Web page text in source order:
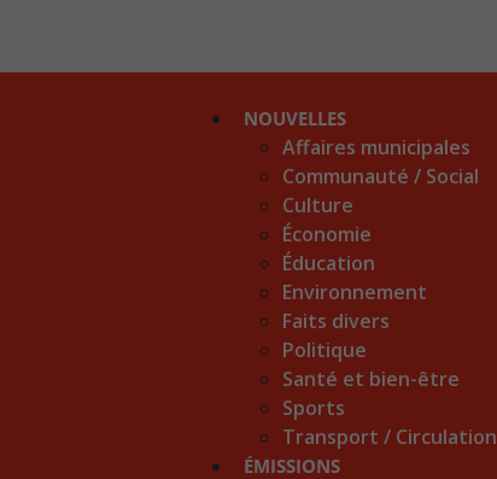
NOUVELLES
Affaires municipales
Communauté / Social
Culture
Économie
Éducation
Environnement
Faits divers
Politique
Santé et bien-être
Sports
Transport / Circulation
ÉMISSIONS